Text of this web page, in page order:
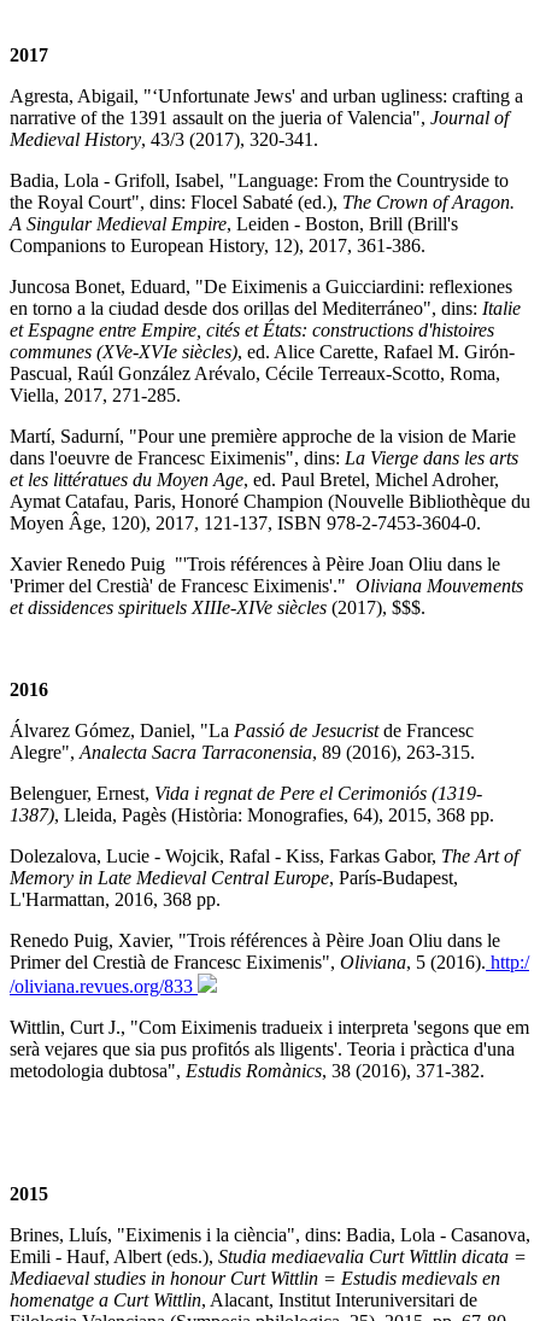
2017
Agresta, Abigail, "‘Unfortunate Jews' and urban ugliness: crafting a
narrative of the 1391 assault on the jueria of Valencia", Journal of
Medieval History, 43/3 (2017), 320-341.
Badia, Lola - Grifoll, Isabel, "Language: From the Countryside to
the Royal Court", dins: Flocel Sabaté (ed.), The Crown of Aragon.
A Singular Medieval Empire, Leiden - Boston, Brill (Brill's
Companions to European History, 12), 2017, 361-386.
Juncosa Bonet, Eduard, "De Eiximenis a Guicciardini: reflexiones
en torno a la ciudad desde dos orillas del Mediterráneo", dins: Italie
et Espagne entre Empire, cités et États: constructions d'histoires
communes (XVe-XVIe siècles), ed. Alice Carette, Rafael M. Girón-
Pascual, Raúl González Arévalo, Cécile Terreaux-Scotto, Roma,
Viella, 2017, 271-285.
Martí, Sadurní, "Pour une première approche de la vision de Marie
dans l'oeuvre de Francesc Eiximenis", dins: La Vierge dans les arts
et les littératues du Moyen Age, ed. Paul Bretel, Michel Adroher,
Aymat Catafau, Paris, Honoré Champion (Nouvelle Bibliothèque du
Moyen Âge, 120), 2017, 121-137, ISBN 978-2-7453-3604-0.
Xavier Renedo Puig "'Trois références à Pèire Joan Oliu dans le
'Primer del Crestià' de Francesc Eiximenis'." Oliviana Mouvements
et dissidences spirituels XIIIe-XIVe siècles (2017), $$$.
2016
Álvarez Gómez, Daniel, "La Passió de Jesucristde Francesc
Alegre", Analecta Sacra Tarraconensia, 89 (2016), 263-315.
Belenguer, Ernest, Vida i regnat de Pere el Cerimoniós (1319-
1387), Lleida, Pagès (Història: Monografies, 64), 2015, 368 pp.
Dolezalova, Lucie - Wojcik, Rafal - Kiss, Farkas Gabor, The Art of
Memory in Late Medieval Central Europe, París-Budapest,
L'Harmattan, 2016, 368 pp.
Renedo Puig, Xavier, "Trois références à Pèire Joan Oliu dans le
Primer del Crestià de Francesc Eiximenis", Oliviana, 5 (2016). http:/​
/​oliviana.revues.org/​833
Wittlin, Curt J., "Com Eiximenis tradueix i interpreta 'segons que em
serà vejares que sia pus profitós als lligents'. Teoria i pràctica d'una
metodologia dubtosa", Estudis Romànics, 38 (2016), 371-382.
2015
Brines, Lluís, "Eiximenis i la ciència", dins: Badia, Lola - Casanova,
Emili - Hauf, Albert (eds.), Studia mediaevalia Curt Wittlin dicata =
Mediaeval studies in honour Curt Wittlin = Estudis medievals en
homenatge a Curt Wittlin, Alacant, Institut Interuniversitari de